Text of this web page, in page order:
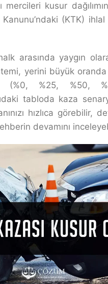
kusur
Kanunu’ndaki (KTK)
arasında yaygın
yerini büyük
(%0, %25, %50,
tabloda kaza
hızlıca görebilir,
devamını